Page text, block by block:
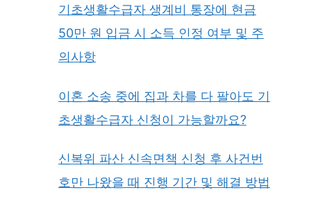
기초생활수급자 생계비 통장에 현금
50만 원 입금 시 소득 인정 여부 및 주
의사항
이혼 소송 중에 집과 차를 다 팔아도 기
초생활수급자 신청이 가능할까요?
신복위 파산 신속면책 신청 후 사건번
호만 나왔을 때 진행 기간 및 해결 방법